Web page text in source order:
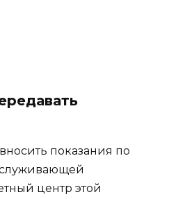
показания по
центр этой